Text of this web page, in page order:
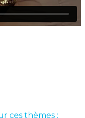
ces thèmes :